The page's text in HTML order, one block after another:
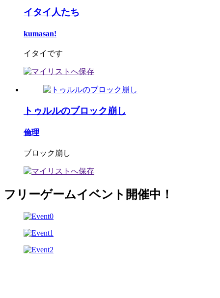
イタイ人たち
kumasan!
イタイです
トゥルルのブロック崩し
倫理
ブロック崩し
フリーゲームイベント開催中！